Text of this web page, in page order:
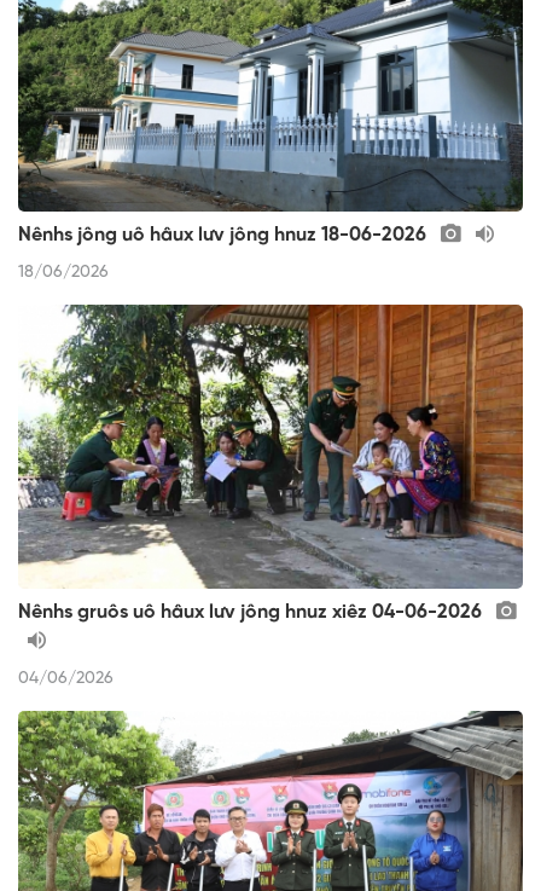
Nênhs jông uô hâux lưv jông hnuz 18-06-2026
18/06/2026
Nênhs gruôs uô hâux lưv jông hnuz xiêz 04-06-2026
04/06/2026